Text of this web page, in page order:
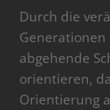
Durch die
Generationen
abgehende
orientieren,
Orientierung